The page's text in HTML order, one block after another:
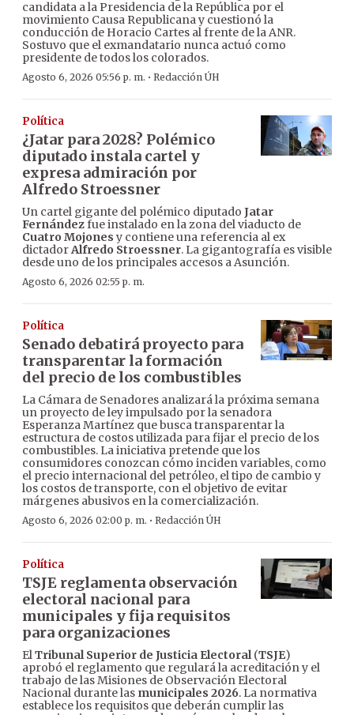
candidata a la Presidencia de la República por el
movimiento Causa Republicana y cuestionó la
conducción de Horacio Cartes al frente de la ANR.
Sostuvo que el exmandatario nunca actuó como
presidente de todos los colorados.
Agosto 6, 2026 05:56 p. m. · Redacción ÚH
Política
¿Jatar para 2028? Polémico
diputado instala cartel y
expresa admiración por
Alfredo Stroessner
Un cartel gigante del polémico diputado Jatar
Fernándezfue instalado en la zona del viaducto de
Cuatro Mojones y contiene una referencia al ex
dictadorAlfredo Stroessner. La gigantografía es visible
desde uno de los principales accesos a Asunción.
Agosto 6, 2026 02:55 p. m.
Política
Senado debatirá proyecto para
transparentar la formación
del precio de los combustibles
La Cámara de Senadores analizará la próxima semana
un proyecto de ley impulsado por la senadora
Esperanza Martínez que busca transparentar la
estructura de costos utilizada para fijar el precio de los
combustibles. La iniciativa pretende que los
consumidores conozcan cómo inciden variables, como
el precio internacional del petróleo, el tipo de cambio y
los costos de transporte, con el objetivo de evitar
márgenes abusivos en la comercialización.
Agosto 6, 2026 02:00 p. m. · Redacción ÚH
Política
TSJE reglamenta observación
electoral nacional para
municipales y fija requisitos
para organizaciones
ElTribunal Superior de Justicia Electoral(TSJE)
aprobó el reglamento que regulará la acreditación y el
trabajo de las Misiones de Observación Electoral
Nacional durante las municipales 2026. La normativa
establece los requisitos que deberán cumplir las